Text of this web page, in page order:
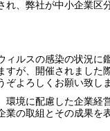
れ、弊社が中小企業区
ィルスの感染の状況に
すが、開催されました
よろしくお願い致しま
境に配慮した企業経
業の取組とその成果を